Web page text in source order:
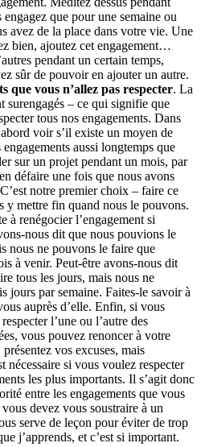
que pour une semaine ou
avez de la place dans votre vie. Une
bien, ajoutez cet engagement…
pendant un certain temps,
sûr de pouvoir en ajouter un autre.
que vous n’allez pas respecter. La
surengagés – ce qui signifie que
tous nos engagements. Dans
voir s’il existe un moyen de
aussi longtemps que
sur un projet pendant un mois, par
défaire une fois que nous avons
notre premier choix – faire ce
y mettre fin quand nous le pouvons.
à renégocier l’engagement si
nous dit que nous pouvions le
nous ne pouvons le faire que
à venir. Peut-être avons-nous dit
tous les jours, mais nous ne
jours par semaine. Faites-le savoir à
auprès d’elle. Enfin, si vous
l’une ou l’autre des
vous pouvez renoncer à votre
vos excuses, mais
nécessaire si vous voulez respecter
les plus importants. Il s’agit donc
entre les engagements que vous
devez vous soustraire à un
serve de leçon pour éviter de trop
j’apprends, et c’est si important.